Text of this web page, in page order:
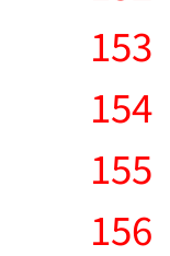
153
154
155
156